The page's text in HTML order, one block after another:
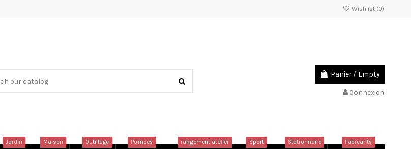
Wishlist (0)
Panier / Empty
Connexion
Jardin Maison Outillage Pompes rangement atelier Sport Stationnaire Fabicants